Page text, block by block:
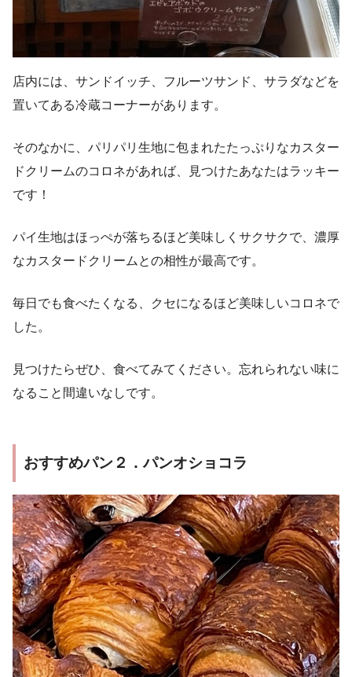
店内には、サンドイッチ、フルーツサンド、サラダなどを
置いてある冷蔵コーナーがあります。
そのなかに、パリパリ生地に包まれたたっぷりなカスター
ドクリームのコロネがあれば、見つけたあなたはラッキー
です！
パイ生地はほっぺが落ちるほど美味しくサクサクで、濃厚
なカスタードクリームとの相性が最高です。
毎日でも食べたくなる、クセになるほど美味しいコロネで
した。
見つけたらぜひ、食べてみてください。忘れられない味に
なること間違いなしです。
おすすめパン２．パンオショコラ